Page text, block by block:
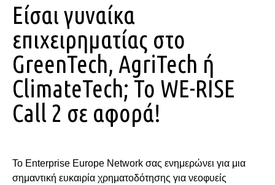
Είσαι γυναίκα
επιχειρηματίας στο
GreenTech, AgriTech ή
ClimateTech; Το WE-RISE
Call 2 σε αφορά!
Το Enterprise Europe Network σας ενημερώνει για μια
σημαντική ευκαιρία χρηματοδότησης για νεοφυείς